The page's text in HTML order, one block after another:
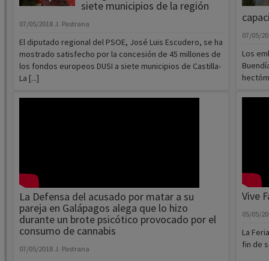
siete municipios de la región
07/05/2018 J. Pastrana
El diputado regional del PSOE, José Luis Escudero, se ha
mostrado satisfecho por la concesión de 45 millones de
los fondos europeos DUSI a siete municipios de Castilla-
La [...]
La Defensa del acusado por matar a su
pareja en Galápagos alega que lo hizo
durante un brote psicótico provocado por el
consumo de cannabis
07/05/2018 J. Pastrana
07/05/
Los
Vive
05/05/
La
fin de